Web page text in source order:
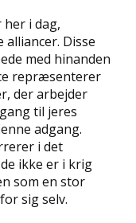
i dag,
Disse
med hinanden
repræsenterer
der arbejder
til jeres
adgang.
i det
ikke er i krig
som en stor
sig selv.